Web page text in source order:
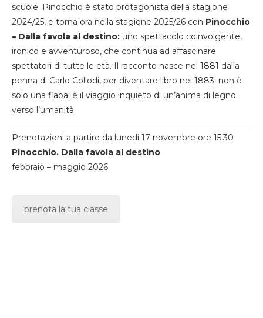
scuole. Pinocchio è stato protagonista della stagione
2024/25, e torna ora nella stagione 2025/26 con Pinocchio
– Dalla favola al destino: uno spettacolo coinvolgente,
ironico e avventuroso, che continua ad affascinare
spettatori di tutte le età. Il racconto nasce nel 1881 dalla
penna di Carlo Collodi, per diventare libro nel 1883. non è
solo una fiaba: è il viaggio inquieto di un’anima di legno
verso l’umanità.
Prenotazioni a partire da lunedi 17 novembre ore 15.30
Pinocchio. Dalla favola al destino
febbraio – maggio 2026
prenota la tua classe